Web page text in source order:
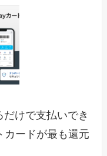
けで支払いでき
カードが最も還元